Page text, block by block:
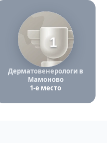
1
Дерматовенерологи в
Мамоново
1-е место